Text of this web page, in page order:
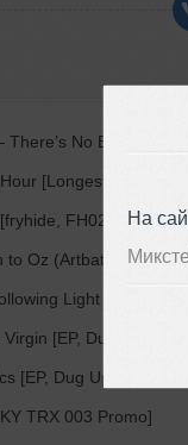
На
No End in the
[Longest Hour EP,
FH026]
Oz (Artbat Remix)
Light Remix)
[EP, Dug Up The
[EP, Dug Up The
TRX 003 Promo]